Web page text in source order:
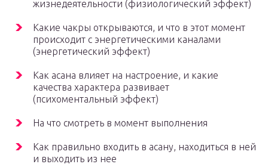
жизнедеятельности (физиологический эффект)
Какие чакры открываются, и что в этот момент
происходит с энергетическими каналами
(энергетический эффект)
Как асана влияет на настроение, и какие
качества характера развивает
(психоментальный эффект)
На что смотреть в момент выполнения
Как правильно входить в асану, находиться в ней
и выходить из нее